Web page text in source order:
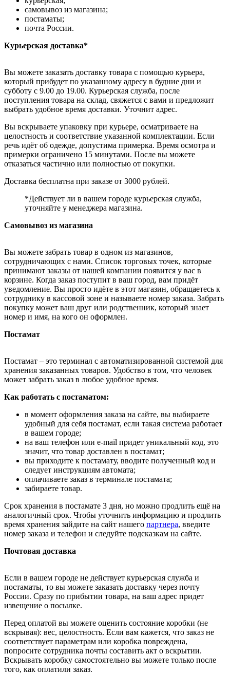
самовывоз из магазина;
постаматы;
почта России.
Курьерская доставка*
Вы можете заказать доставку товара с помощью курьера,
который прибудет по указанному адресу в будние дни и
субботу с 9.00 до 19.00. Курьерская служба, после
поступления товара на склад, свяжется с вами и предложит
выбрать удобное время доставки. Уточнит адрес.
Вы вскрываете упаковку при курьере, осматриваете на
целостность и соответствие указанной комплектации. Если
речь идёт об одежде, допустима примерка. Время осмотра и
примерки ограничено 15 минутами. После вы можете
отказаться частично или полностью от покупки.
Доставка бесплатна при заказе от 3000 рублей.
*Действует ли в вашем городе курьерская служба,
уточняйте у менеджера магазина.
Самовывоз из магазина
Вы можете забрать товар в одном из магазинов,
сотрудничающих с нами. Список торговых точек, которые
принимают заказы от нашей компании появится у вас в
корзине. Когда заказ поступит в ваш город, вам придёт
уведомление. Вы просто идёте в этот магазин, обращаетесь к
сотруднику в кассовой зоне и называете номер заказа. Забрать
покупку может ваш друг или родственник, который знает
номер и имя, на кого он оформлен.
Постамат
Постамат – это терминал с автоматизированной системой для
хранения заказанных товаров. Удобство в том, что человек
может забрать заказ в любое удобное время.
Как работать с постаматом:
в момент оформления заказа на сайте, вы выбираете
удобный для себя постамат, если такая система работает
в вашем городе;
на ваш телефон или e-mail придет уникальный код, это
значит, что товар доставлен в постамат;
вы приходите к постамату, вводите полученный код и
следует инструкциям автомата;
оплачиваете заказ в терминале постамата;
забираете товар.
Срок хранения в постамате 3 дня, но можно продлить ещё на
аналогичный срок. Чтобы уточнить информацию и продлить
время хранения зайдите на сайт нашего партнера, введите
номер заказа и телефон и следуйте подсказкам на сайте.
Почтовая доставка
Если в вашем городе не действует курьерская служба и
постаматы, то вы можете заказать доставку через почту
России. Сразу по прибытии товара, на ваш адрес придет
извещение о посылке.
Перед оплатой вы можете оценить состояние коробки (не
вскрывая): вес, целостность. Если вам кажется, что заказ не
соответствует параметрам или коробка повреждена,
попросите сотрудника почты составить акт о вскрытии.
Вскрывать коробку самостоятельно вы можете только после
того, как оплатили заказ.